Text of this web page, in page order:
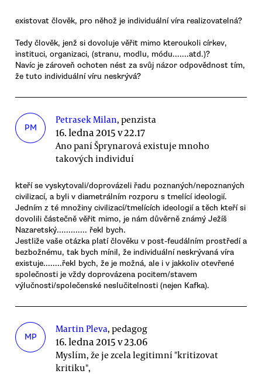
existovat člověk, pro něhož je individuální víra realizovatelná?
Tedy člověk, jenž si dovoluje věřit mimo kteroukoli církev,
instituci, organizaci, (stranu, modlu, módu.......atd.)?
Navíc je zároveň ochoten nést za svůj názor odpovědnost tím,
že tuto individuální víru neskrývá?
PM
Petrasek Milan, penzista
16. ledna 2015 v 22.17
Ano paní Šprynarová existuje mnoho
takových individuí
kteří se vyskytovali/doprovázeli řadu poznaných/nepoznaných
civilizací, a byli v diametrálním rozporu s tmelící ideologií.
Jedním z té množiny civilizací/tmelících ideologií a těch kteří si
dovolili částečně věřit mimo, je nám důvěrně známý Ježíš
Nazaretský............. řekl bych.
Jestliže vaše otázka platí člověku v post-feudálním prostředí a
bezbožnému, tak bych mínil, že individuální neskrývaná víra
existuje........řekl bych, že je možná, ale i v jakkoliv otevřené
společnosti je vždy doprovázena pocitem/stavem
výlučnosti/společenské neslučitelnosti (nejen Kafka).
MP
Martin Pleva, pedagog
16. ledna 2015 v 23.06
Myslím, že je zcela legitimní "kritizovat
kritiku",